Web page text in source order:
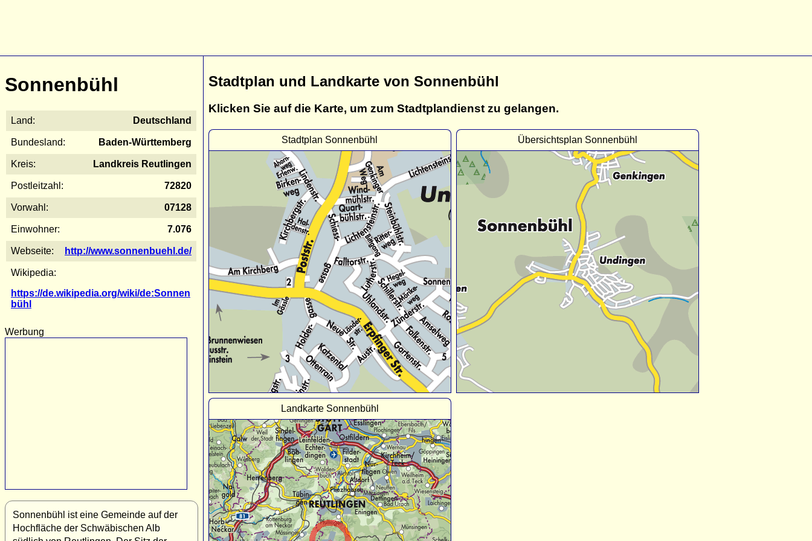
Sonnenbühl
Land: Deutschland
Bundesland: Baden-Württemberg
Kreis: Landkreis Reutlingen
Postleitzahl: 72820
Vorwahl: 07128
Einwohner: 7.076
Webseite: http://www.sonnenbuehl.de/
Wikipedia:
https://de.wikipedia.org/wiki/de:Sonnen
bühl
Werbung
Sonnenbühl ist eine Gemeinde auf der
Hochfläche der Schwäbischen Alb
Stadtplan und Landkarte von Sonnenbühl
Klicken Sie auf die Karte, um zum Stadtplandienst zu gelangen.
Stadtplan Sonnenbühl Übersichtsplan Sonnenbühl
Landkarte Sonnenbühl